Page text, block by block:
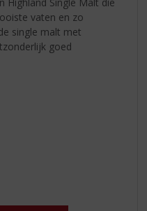
vaten en zo
single malt met
goed